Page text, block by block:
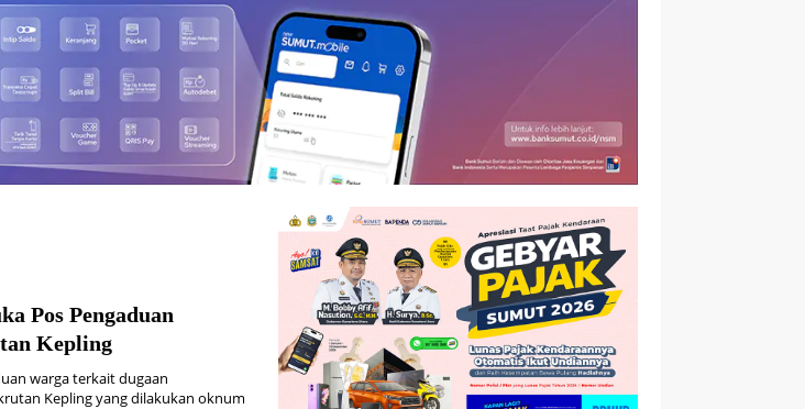
Pos Pengaduan
Kepling
warga terkait dugaan
Kepling yang dilakukan oknum